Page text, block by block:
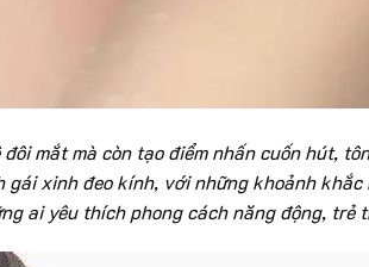
mắt mà còn tạo điểm nhấn cuốn hút,
xinh đeo kính, với những khoảnh
ai yêu thích phong cách năng động, trẻ